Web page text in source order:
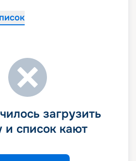
загрузить
и список кают